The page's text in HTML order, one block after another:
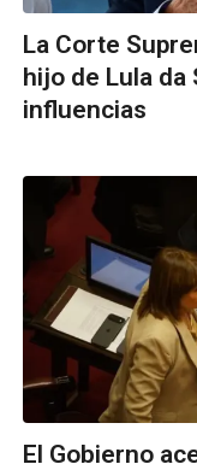
La Corte
hijo de Lula da
influencias
El Gobierno